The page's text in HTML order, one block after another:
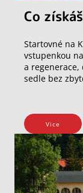
Co
Startovné na
vstupenkou
a
sedle bez
Vice